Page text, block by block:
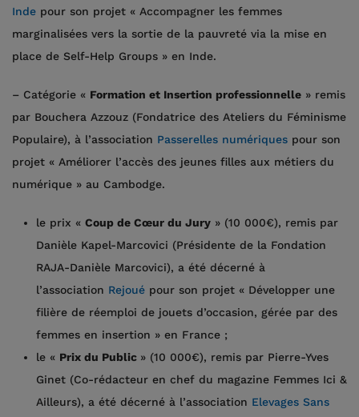
Inde pour son projet « Accompagner les femmes
marginalisées vers la sortie de la pauvreté via la mise en
place de Self-Help Groups » en Inde.
– Catégorie « Formation et Insertion professionnelle » remis
par Bouchera Azzouz (Fondatrice des Ateliers du Féminisme
Populaire), à l’association Passerelles numériques pour son
projet « Améliorer l’accès des jeunes filles aux métiers du
numérique » au Cambodge.
le prix « Coup de Cœur du Jury » (10 000€), remis par
Danièle Kapel-Marcovici (Présidente de la Fondation
RAJA-Danièle Marcovici), a été décerné à
l’association Rejoué pour son projet « Développer une
filière de réemploi de jouets d’occasion, gérée par des
femmes en insertion » en France ;
le « Prix du Public » (10 000€), remis par Pierre-Yves
Ginet (Co-rédacteur en chef du magazine Femmes Ici &
Ailleurs), a été décerné à l’association Elevages Sans